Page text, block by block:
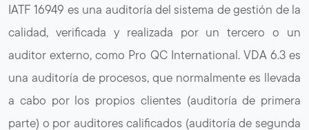
IATF 16949 es una auditoría del sistema de gestión de la
calidad, verificada y realizada por un tercero o un
auditor externo, como Pro QC International. VDA 6.3 es
una auditoría de procesos, que normalmente es llevada
a cabo por los propios clientes (auditoría de primera
parte) o por auditores calificados (auditoría de segunda